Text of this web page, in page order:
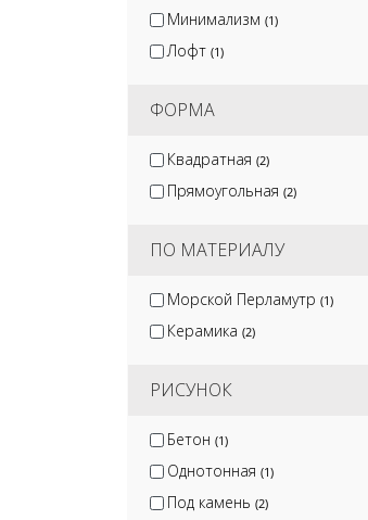
Минимализм (1)
Лофт (1)
ФОРМА
Квадратная (2)
Прямоугольная (2)
ПО МАТЕРИАЛУ
Морской Перламутр (1)
Керамика (2)
РИСУНОК
Бетон (1)
Однотонная (1)
Под камень (2)